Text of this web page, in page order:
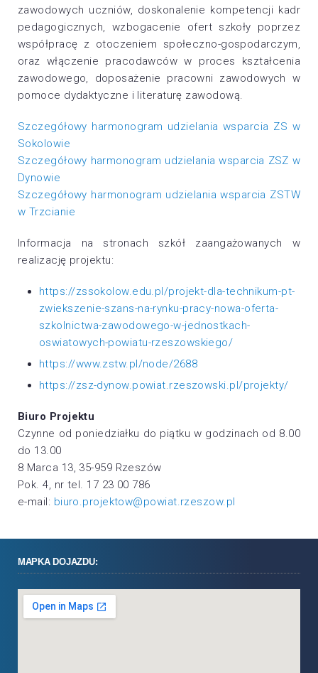
zawodowych uczniów, doskonalenie kompetencji kadr
pedagogicznych, wzbogacenie ofert szkoły poprzez
współpracę z otoczeniem społeczno-gospodarczym,
oraz włączenie pracodawców w proces kształcenia
zawodowego, doposażenie pracowni zawodowych w
pomoce dydaktyczne i literaturę zawodową.
Szczegółowy harmonogram udzielania wsparcia ZS w
Sokolowie
Szczegółowy harmonogram udzielania wsparcia ZSZ w
Dynowie
Szczegółowy harmonogram udzielania wsparcia ZSTW
w Trzcianie
Informacja na stronach szkół zaangażowanych w
realizację projektu:
https://zssokolow.edu.pl/projekt-dla-technikum-pt-
zwiekszenie-szans-na-rynku-pracy-nowa-oferta-
szkolnictwa-zawodowego-w-jednostkach-
oswiatowych-powiatu-rzeszowskiego/
https://www.zstw.pl/node/2688
https://zsz-dynow.powiat.rzeszowski.pl/projekty/
Biuro Projektu
Czynne od poniedziałku do piątku w godzinach od 8.00
do 13.00
8 Marca 13, 35-959 Rzeszów
Pok. 4, nr tel. 17 23 00 786
e-mail: biuro.projektow@powiat.rzeszow.pl
MAPKA DOJAZDU: